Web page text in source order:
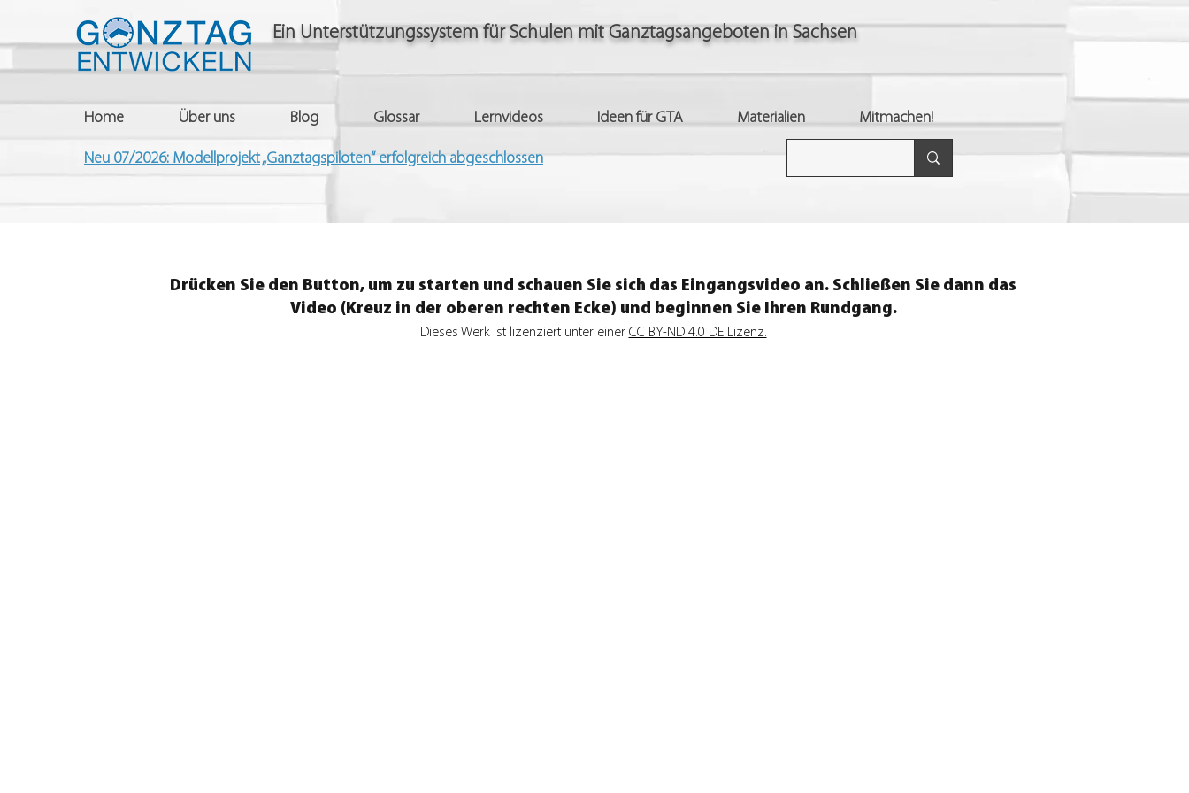
Ein Unterstützungssystem für Schulen mit Ganztagsangeboten in Sachsen
Home Über uns Blog Glossar Lernvideos Ideen für GTA Materialien Mitmachen!
Neu 07/2026: Modellprojekt „Ganztagspiloten“ erfolgreich abgeschlossen
Drücken Sie den Button, um zu starten und schauen Sie sich das Eingangsvideo an. Schließen Sie dann das
Video (Kreuz in der oberen rechten Ecke) und beginnen Sie Ihren Rundgang.
Dieses Werk ist lizenziert unter einer CC BY-ND 4.0 DE Lizenz.